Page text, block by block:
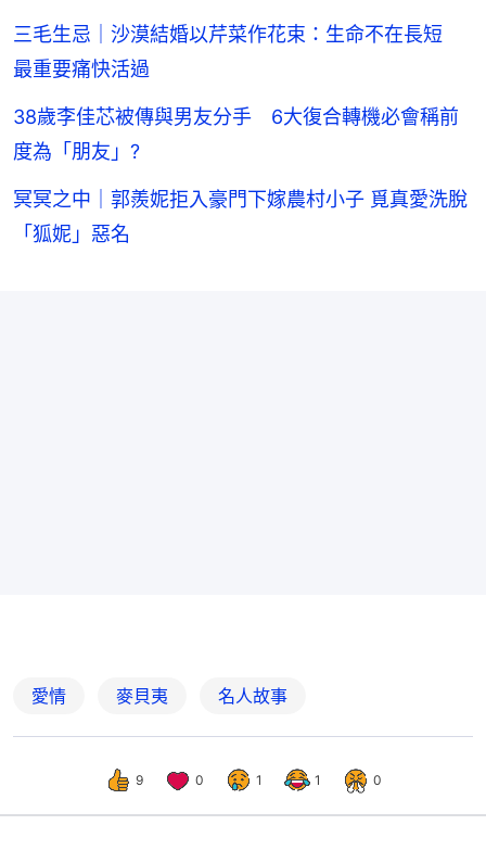
三毛生忌｜沙漠結婚以芹菜作花束：生命不在長短
最重要痛快活過
38歲李佳芯被傳與男友分手 6大復合轉機必會稱前
度為「朋友」?
冥冥之中｜郭羨妮拒入豪門下嫁農村小子 覓真愛洗脫
「狐妮」惡名
愛情 麥貝夷 名人故事
9 0 1 1 0